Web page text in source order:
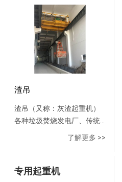
省智能车间”称号。韶钢作为
宝武集团**子公司，在“绿色
钢厂”、“智能钢厂”等方面，
走在冶金行业前沿，正在全
力打造钢铁智能制造示范基
地。此次河南矿山和宝武韶
能化、绿色化、信息化，驱
动钢铁行业转型升级贡献更
多的力量！
子品牌，触摸屏直观显示现
场各类信息，操作简单方
便；控制系统具有远程监视
控制功能，可远程监视码垛
现场工作状况，方便管理。
设有多种通讯接口，可根据
活性和高扩展性的控制平
台，用于生产维护、生产监
控和生产管理的远程进行，
别的MIS管理信息系统或MES
存储、分类和管理。 规格参
数：适用库房宽度:12～30m
产品组成 该机组由大车运行
机构、桥架、工具小车、出
铝小车、液压气动、电控系
统等组成。其核心为工具小
车，由小车运行机构、小车
架、工具回转机构、打壳机
构、更换阳极机构、捞渣机
机构等组成。整机采用变频
加PLC控制。整机操作方式采
用操纵室或遥控器操作，两
应用于电解铝行业，深受广
根据料仓盈亏自动分配料
砂，是整个冶炼过程的重要
组成部分之一。 该起重机主
要有以下特点： 1.起升机
构、电气控制系统采用冗余
设计方案，提高起重机的安
全性、可靠性。 2.采用新型
动挂取、脱放。 3.采用电气
防摇摆技术及精确自动定位
技术，减小起重机负载摇摆
算机监控系统对起重机各个
渣吊
渣吊（又称：灰渣起重机）
各种垃圾焚烧发电厂、传统
火力发电处理灰渣用的起重
了解更多 >>
专用起重机